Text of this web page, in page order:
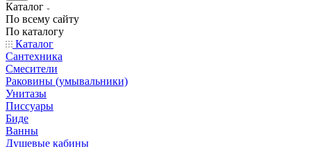
Каталог
По всему сайту
По каталогу
Каталог
Сантехника
Смесители
Раковины (умывальники)
Унитазы
Писсуары
Биде
Ванны
Душевые кабины